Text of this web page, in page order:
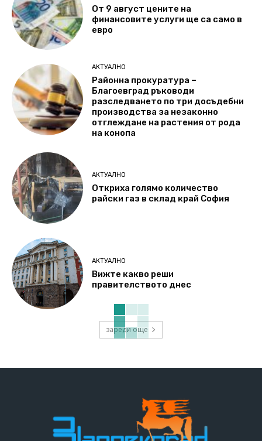
От 9 август цените на
финансовите услуги ще са само в
евро
АКТУАЛНО
Районна прокуратура –
Благоевград ръководи
разследването по три досъдебни
производства за незаконно
отглеждане на растения от рода
на конопа
АКТУАЛНО
Откриха голямо количество
райски газ в склад край София
АКТУАЛНО
Вижте какво реши
правителството днес
зареди още